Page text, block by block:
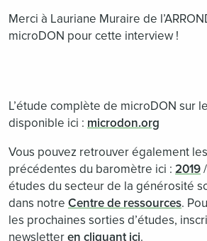
Merci à Lauriane Muraire de
microDON pour cette interview !
L’étude complète de microDON sur
disponible ici : microdon.org
Vous pouvez retrouver également
précédentes du baromètre ici : 2019/
études du secteur de la générosité
dans notre Centre de ressources.
les prochaines sorties d’études,
newsletteren cliquant ici.